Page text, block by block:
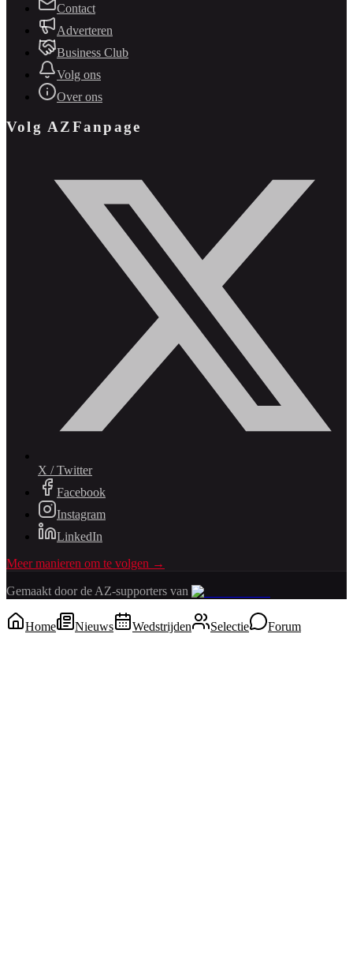
Contact
Adverteren
Business Club
Volg ons
Over ons
Volg AZFanpage
X / Twitter
Facebook
Instagram
LinkedIn
Meer manieren om te volgen →
Gemaakt door de AZ-supporters van
Home Nieuws Wedstrijden Selectie Forum